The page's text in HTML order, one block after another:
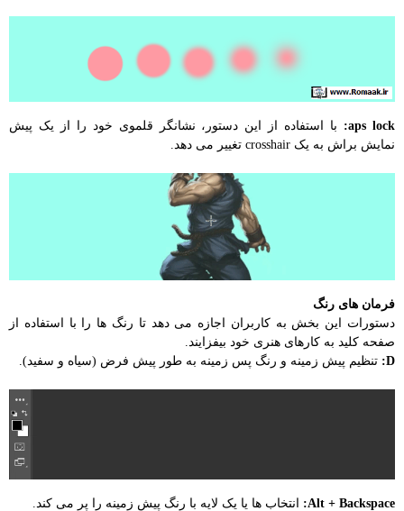
aps lock:
با استفاده از این دستور، نشانگر قلموی خود را از یک پیش
نمایش براش به یک crosshair تغییر می دهد.
فرمان های رنگ
دستورات این بخش به کاربران اجازه می دهد تا رنگ ها را با استفاده از
صفحه کلید به کارهای هنری خود بیفزایند.
D: تنظیم پیش زمینه و رنگ پس زمینه به طور پیش فرض (سیاه و سفید).
Alt + Backspace: انتخاب ها یا یک لایه با رنگ پیش زمینه را پر می کند.